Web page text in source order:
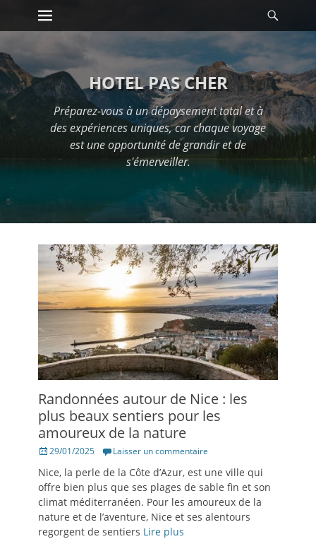
Passer
au
Premier menu
HOTEL PAS CHER
Préparez-vous à un dépaysement total et à
des expériences uniques, car chaque voyage
est une opportunité de grandir et de
s'émerveiller.
Randonnées autour de Nice : les
plus beaux sentiers pour les
amoureux de la nature
Posté29/01/2025 Laisser un commentaire
Nice, la perle de la Côte d’Azur, est une ville qui
offre bien plus que ses plages de sable fin et son
climat méditerranéen. Pour les amoureux de la
nature et de l’aventure, Nice et ses alentours
regorgent de sentiers Lire plus